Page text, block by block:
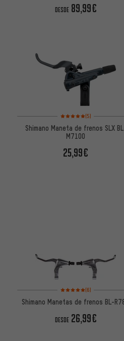
DESDE 89,99€
Valoración media: 5 de 5
(5)
Shimano Maneta de frenos SLX
M7100
25,99€
Valoración media: 5 de 5
(6)
Shimano Manetas de frenos BL-
DESDE 26,99€